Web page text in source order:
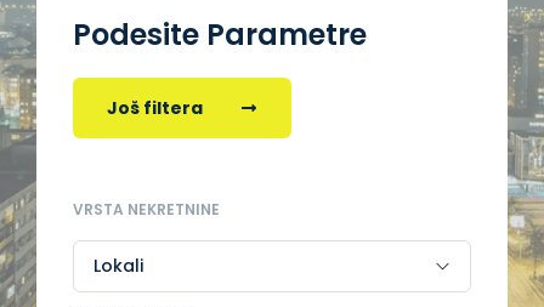
Podesite Parametre
Još filtera
VRSTA NEKRETNINE